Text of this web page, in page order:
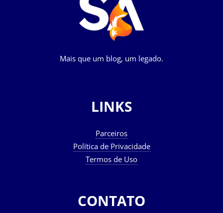
Mais que um blog, um legado.
LINKS
Parceiros
Política de Privacidade
Termos de Uso
CONTATO